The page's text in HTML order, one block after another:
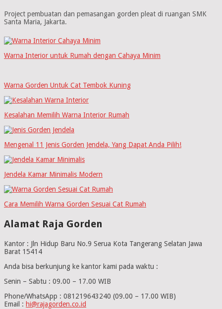
Project pembuatan dan pemasangan gorden pleat di ruangan SMK
Santa Maria, Jakarta.
Warna Interior untuk Rumah dengan Cahaya Minim
Warna Gorden Untuk Cat Tembok Kuning
Kesalahan Memilih Warna Interior Rumah
Mengenal 11 Jenis Gorden Jendela, Yang Dapat Anda Pilih!
Jendela Kamar Minimalis Modern
Cara Memilih Warna Gorden Sesuai Cat Rumah
Alamat Raja Gorden
Kantor : Jln Hidup Baru No.9 Serua Kota Tangerang Selatan Jawa
Barat 15414
Anda bisa berkunjung ke kantor kami pada waktu :
Senin – Sabtu : 09.00 – 17.00 WIB
Phone/WhatsApp : 081219643240 (09.00 – 17.00 WIB)
Email : hi@rajagorden.co.id